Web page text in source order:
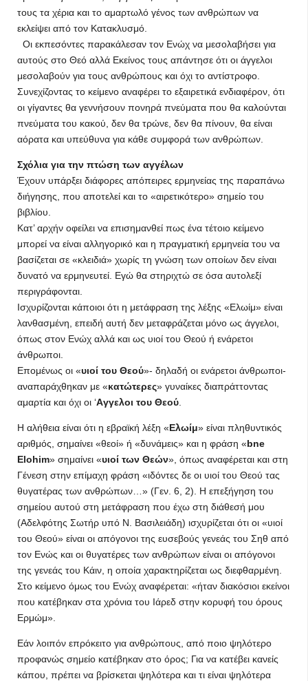
τους τα χέρια και το αμαρτωλό γένος των ανθρώπων να
εκλείψει από τον Κατακλυσμό.
Οι εκπεσόντες παρακάλεσαν τον Ενώχ να μεσολαβήσει για
αυτούς στο Θεό αλλά Εκείνος τους απάντησε ότι οι άγγελοι
μεσολαβούν για τους ανθρώπους και όχι το αντίστροφο.
Συνεχίζοντας το κείμενο αναφέρει το εξαιρετικά ενδιαφέρον, ότι
οι γίγαντες θα γεννήσουν πονηρά πνεύματα που θα καλούνται
πνεύματα του κακού, δεν θα τρώνε, δεν θα πίνουν, θα είναι
αόρατα και υπεύθυνα για κάθε συμφορά των ανθρώπων.
Σχόλια για την πτώση των αγγέλων
Έχουν υπάρξει διάφορες απόπειρες ερμηνείας της παραπάνω
διήγησης, που αποτελεί και το «αιρετικότερο» σημείο του
βιβλίου.
Κατ’ αρχήν οφείλει να επισημανθεί πως ένα τέτοιο κείμενο
μπορεί να είναι αλληγορικό και η πραγματική ερμηνεία του να
βασίζεται σε «κλειδιά» χωρίς τη γνώση των οποίων δεν είναι
δυνατό να ερμηνευτεί. Εγώ θα στηριχτώ σε όσα αυτολεξί
περιγράφονται.
Ισχυρίζονται κάποιοι ότι η μετάφραση της λέξης «Ελωίμ» είναι
λανθασμένη, επειδή αυτή δεν μεταφράζεται μόνο ως άγγελοι,
όπως στον Ενώχ αλλά και ως υιοί του Θεού ή ενάρετοι
άνθρωποι.
Επομένως οι «υιοί του Θεού»- δηλαδή οι ενάρετοι άνθρωποι-
αναπαράχθηκαν με «κατώτερες» γυναίκες διαπράττοντας
αμαρτία και όχι οι ‘Aγγελοι του Θεού
Η αλήθεια είναι ότι η εβραϊκή λέξη «Ελωίμ» είναι πληθυντικός
αριθμός, σημαίνει «θεοί» ή «δυνάμεις» και η φράση «bne
Elohim» σημαίνει «υιοί των Θεών», όπως αναφέρεται και στη
Γένεση στην επίμαχη φράση «ιδόντες δε οι υιοί του Θεού τας
θυγατέρας των ανθρώπων…» (Γεν. 6, 2). Η επεξήγηση του
σημείου αυτού στη μετάφραση που έχω στη διάθεσή μου
(Αδελφότης Σωτήρ υπό Ν. Βασιλειάδη) ισχυρίζεται ότι οι «υιοί
του Θεού» είναι οι απόγονοι της ευσεβούς γενεάς του Σηθ από
τον Ενώς και οι θυγατέρες των ανθρώπων είναι οι απόγονοι
της γενεάς του Κάιν, η οποία χαρακτηρίζεται ως διεφθαρμένη.
Στο κείμενο όμως του Ενώχ αναφέρεται: «ήταν διακόσιοι εκείνοι
που κατέβηκαν στα χρόνια του Ιάρεδ στην κορυφή του όρους
Ερμώμ».
Εάν λοιπόν επρόκειτο για ανθρώπους, από ποιο ψηλότερο
προφανώς σημείο κατέβηκαν στο όρος; Για να κατέβει κανείς
κάπου, πρέπει να βρίσκεται ψηλότερα και τι είναι ψηλότερα